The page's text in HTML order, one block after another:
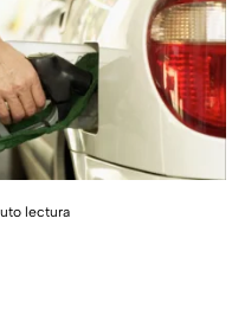
lectura